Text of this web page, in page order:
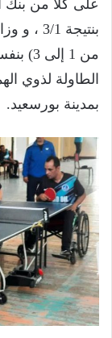
من 1
بمدينة بورسعيد.